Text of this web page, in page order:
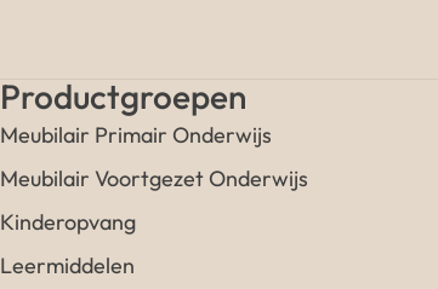
Productgroepen
Meubilair Primair Onderwijs
Meubilair Voortgezet Onderwijs
Kinderopvang
Leermiddelen